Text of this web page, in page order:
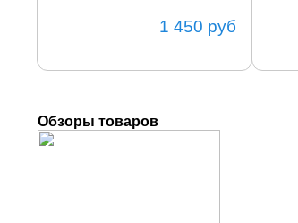
1 450 руб
Обзоры товаров